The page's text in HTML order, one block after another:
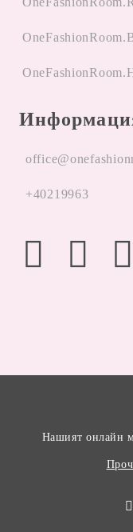
+40219963
Нашият онлайн